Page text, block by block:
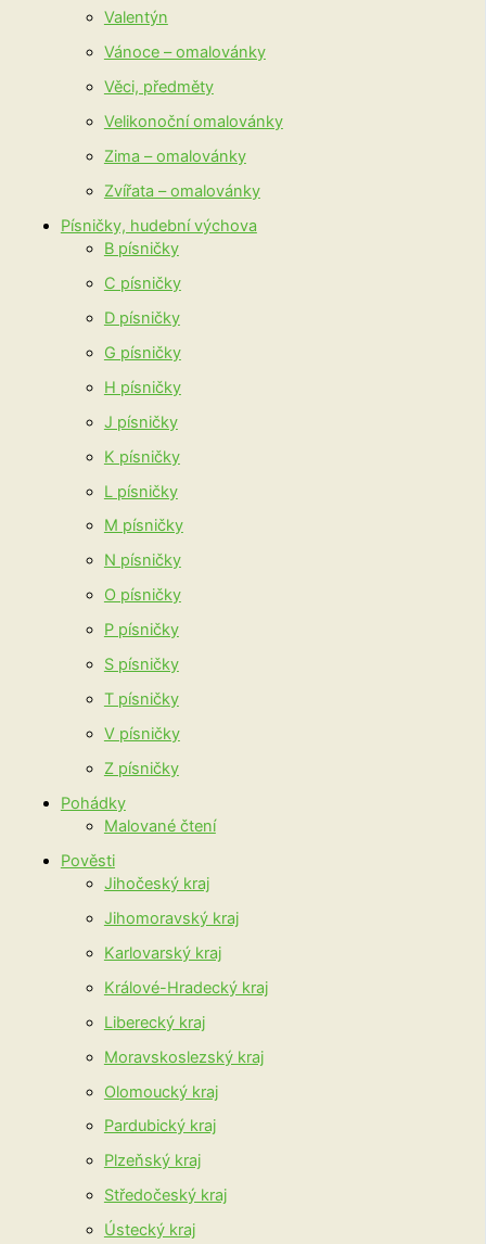
Valentýn
Vánoce – omalovánky
Věci, předměty
Velikonoční omalovánky
Zima – omalovánky
Zvířata – omalovánky
Písničky, hudební výchova
B písničky
C písničky
D písničky
G písničky
H písničky
J písničky
K písničky
L písničky
M písničky
N písničky
O písničky
P písničky
S písničky
T písničky
V písničky
Z písničky
Pohádky
Malované čtení
Pověsti
Jihočeský kraj
Jihomoravský kraj
Karlovarský kraj
Králové-Hradecký kraj
Liberecký kraj
Moravskoslezský kraj
Olomoucký kraj
Pardubický kraj
Plzeňský kraj
Středočeský kraj
Ústecký kraj